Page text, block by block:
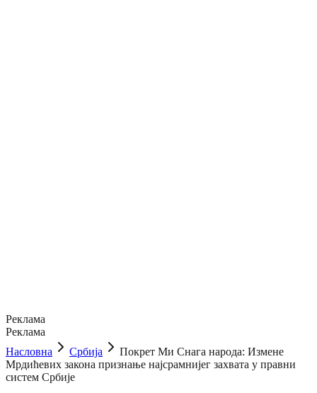
Реклама
Реклама
Насловна
Србија
Покрет Ми Снага народа: Измене
Мрдићевих закона признање најсрамнијег захвата у правни
систем Србије